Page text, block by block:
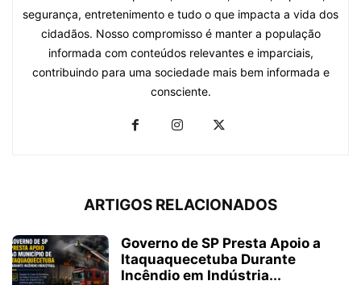
segurança, entretenimento e tudo o que impacta a vida dos
cidadãos. Nosso compromisso é manter a população
informada com conteúdos relevantes e imparciais,
contribuindo para uma sociedade mais bem informada e
consciente.
ARTIGOS RELACIONADOS
Governo de SP Presta Apoio a
Itaquaquecetuba Durante
Incêndio em Indústria...